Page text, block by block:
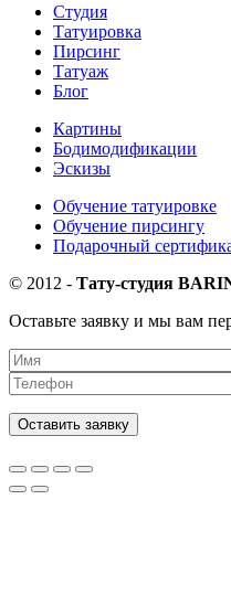
Студия
Татуировка
Пирсинг
Татуаж
Блог
Картины
Бодимодификации
Эскизы
Обучение татуировке
Обучение пирсингу
Подарочный
© 2012 - Тату-студия
Оставьте заявку и мы вам
Оставить заявку